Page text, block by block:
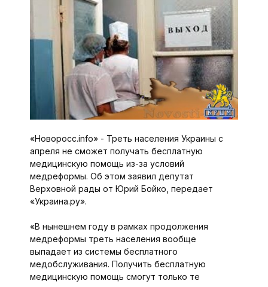
«Новоросс.info» - Треть населения Украины с
апреля не сможет получать бесплатную
медицинскую помощь из-за условий
медреформы. Об этом заявил депутат
Верховной рады от Юрий Бойко, передает
«Украина.ру».
«В нынешнем году в рамках продолжения
медреформы треть населения вообще
выпадает из системы бесплатного
медобслуживания. Получить бесплатную
медицинскую помощь смогут только те